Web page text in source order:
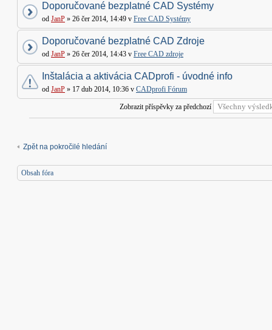
Doporučované bezplatné CAD Systémy
od JanP » 26 čer 2014, 14:49 v Free CAD Systémy
Doporučované bezplatné CAD Zdroje
od JanP » 26 čer 2014, 14:43 v Free CAD zdroje
Inštalácia a aktivácia CADprofi - úvodné info
od JanP » 17 dub 2014, 10:36 v CADprofi Fórum
Zobrazit příspěvky za předchozí
Zpět na pokročilé hledání
Obsah fóra